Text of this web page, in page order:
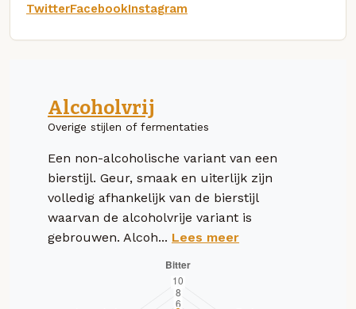
TwitterFacebookInstagram
Alcoholvrij
Overige stijlen of fermentaties
Een non-alcoholische variant van een
bierstijl. Geur, smaak en uiterlijk zijn
volledig afhankelijk van de bierstijl
waarvan de alcoholvrije variant is
gebrouwen. Alcoh... Lees meer